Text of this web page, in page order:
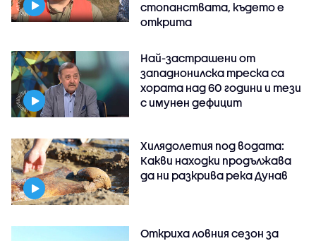
стопанствата, където е
открита
Най-застрашени от
западнонилска треска са
хората над 60 години и тези
с имунен дефицит
Хилядолетия под водата:
Какви находки продължава
да ни разкрива река Дунав
Откриха ловния сезон за